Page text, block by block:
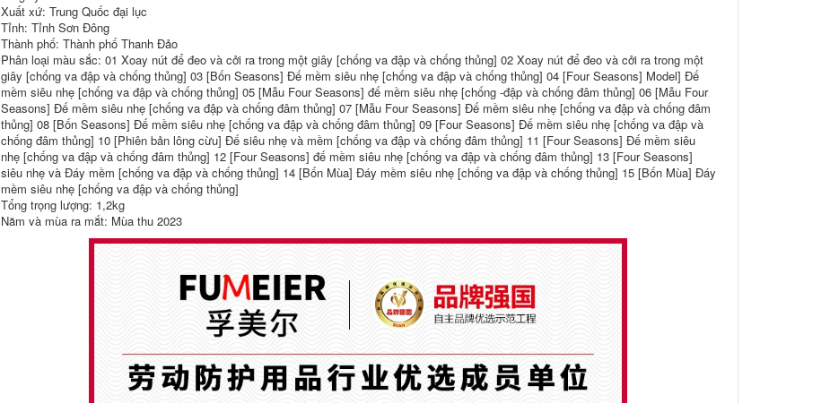
nam mũi thép nhẹ
chống va đập chống
đâm thủng giày
nam mùa đông
công trường thép
tấm cách nhiệt an
toàn cũ bảo hiểm
giày bảo hộ kỹ sư
giay bảo hộ lao
đông
540,000
giày xp Giày bảo hộ
lao động nam, giày
nam siêu nhẹ, mũi
thép chống va đập,
chống đâm thủng,
đai an toàn cũ bản
thép ủng bảo hộ
cao cổ giay cach
dien
604,000
Giày bảo hộ lao
động nam, mũi thép
chống va đập,
chống thủng nam
mùa đông, công
siêu nhẹ giày bảo
hộ jogger cao cổ
556,000
Xuất xứ: Trung Quốc đại lục
Tỉnh: Tỉnh Sơn Đông
Thành phố: Thành phố Thanh Đảo
Phân loại màu sắc: 01 Xoay nút để đeo và cởi ra trong một giây [chống va đập và chống thủng] 02 Xoay nút để đeo và cởi ra trong một
giây [chống va đập và chống thủng] 03 [Bốn Seasons] Đế mềm siêu nhẹ [chống va đập và chống thủng] 04 [Four Seasons] Model] Đế
mềm siêu nhẹ [chống va đập và chống thủng] 05 [Mẫu Four Seasons] đế mềm siêu nhẹ [chống -đập và chống đâm thủng] 06 [Mẫu Four
Seasons] Đế mềm siêu nhẹ [chống va đập và chống đâm thủng] 07 [Mẫu Four Seasons] Đế mềm siêu nhẹ [chống va đập và chống đâm
thủng] 08 [Bốn Seasons] Đế mềm siêu nhẹ [chống va đập và chống đâm thủng] 09 [Four Seasons] Đế mềm siêu nhẹ [chống va đập và
chống đâm thủng] 10 [Phiên bản lông cừu] Đế siêu nhẹ và mềm [chống va đập và chống đâm thủng] 11 [Four Seasons] Đế mềm siêu
nhẹ [chống va đập và chống đâm thủng] 12 [Four Seasons] đế mềm siêu nhẹ [chống va đập và chống đâm thủng] 13 [Four Seasons]
siêu nhẹ và Đáy mềm [chống va đập và chống thủng] 14 [Bốn Mùa] Đáy mềm siêu nhẹ [chống va đập và chống thủng] 15 [Bốn Mùa] Đáy
mềm siêu nhẹ [chống va đập và chống thủng]
Tổng trọng lượng: 1,2kg
Năm và mùa ra mắt: Mùa thu 2023